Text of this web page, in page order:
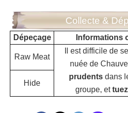
Collecte &
Dépeçage Informations
Raw Meat
Il est difficile de
nuée de
prudentsdans
groupe, et
Hide